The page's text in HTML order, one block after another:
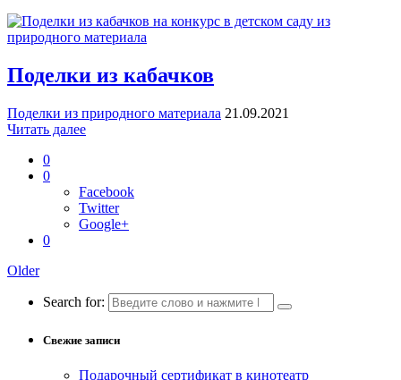
Поделки из кабачков
Поделки из природного материала 21.09.2021
Читать далее
0
0
Facebook
Twitter
Google+
0
Older
Search for:
Свежие записи
Подарочный сертификат в кинотеатр